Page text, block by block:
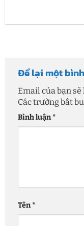
Để lại một
Email của bạn
Các trường bắt
Bình luận*
Tên*